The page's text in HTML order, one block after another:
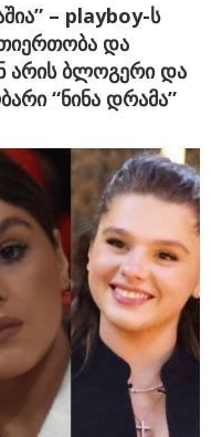
– playboy-ს
და
არის ბლოგერი და
“ნინა დრამა”